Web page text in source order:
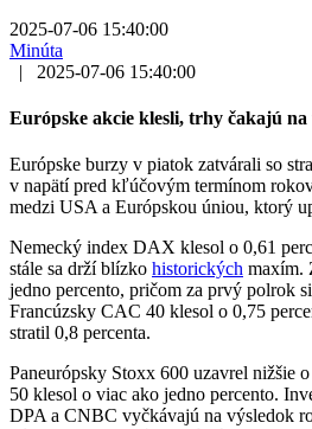
2025-07-06 15:40:00
Minúta
|
2025-07-06 15:40:00
Európske akcie klesli, trhy čakajú
Európske burzy v piatok zatvárali so
v napätí pred kľúčovým termínom
medzi USA a Európskou úniou, ktorý
Nemecký index DAX klesol o 0,61
stále sa drží blízko historických maxím.
jedno percento, pričom za prvý polrok
Francúzsky CAC 40 klesol o 0,75
stratil 0,8 percenta.
Paneurópsky Stoxx 600 uzavrel nižšie
50 klesol o viac ako jedno percento.
DPA a CNBC vyčkávajú na výsledok